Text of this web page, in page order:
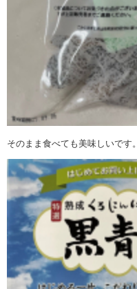
そのまま食べても美味しいです。